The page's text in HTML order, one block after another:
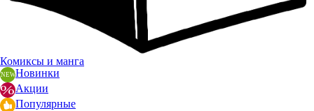
Комиксы и манга
Новинки
Акции
Популярные